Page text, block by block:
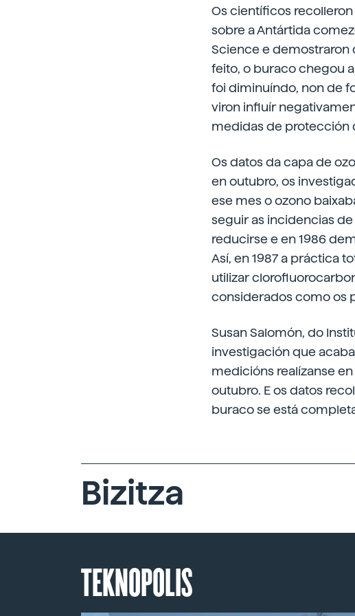
Os científicos
sobre a Antártida
Science e demostraron
feito, o buraco chegou
foi diminuíndo, non de
viron influír
medidas de protección
Os datos da capa de
en outubro, os
ese mes o ozono
seguir as incidencias
reducirse e en 1986
Así, en 1987 a práctica
utilizar
considerados como os
Susan Salomón, do
investigación que
medicións realízanse
outubro. E os datos
buraco se está
Bizitza
TEKNOPOLIS